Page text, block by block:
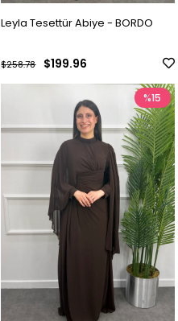
Leyla Tesettür Abiye - BORDO
$199.96
$258.78
%15